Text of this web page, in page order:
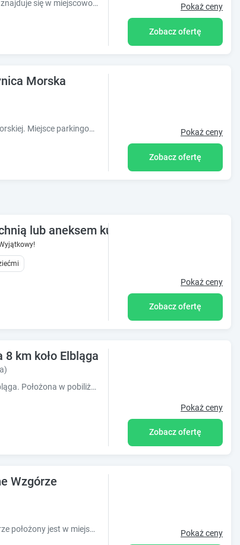
Obiekt Apartament Krynica Morska Continental znajduje się w miejscowości Krynica Morska i oferuje taras. Odległość ważnych miejsc od obiektu: Pl Pokaż ceny
Zobacz ofertę
Morska
Przestronne Apartamenty w centrum Krynicy Morskiej. Miejsce parkingowe w cenie. Do plaży 10 minut. Wszystkie atrakcje w zasięgu 5 minutowego spaceru Pokaż ceny
Zobacz ofertę
lub aneksem kuchennym
Pokaż ceny
Zobacz ofertę
km koło Elbląga
Agroturystyka w świetnej lokalizacji, 8 km od Elbląga. Położona w pobiliżu lasu.
Pokaż ceny
Zobacz ofertę
Wzgórze
Obiekt Domki Letniskowe MTS Słoneczne Wzgórze położony jest w miejscowości Tolkmicko w regionie warmińsko-mazurskie i oferuje bezpłatne Wi-Fi, Pokaż ceny